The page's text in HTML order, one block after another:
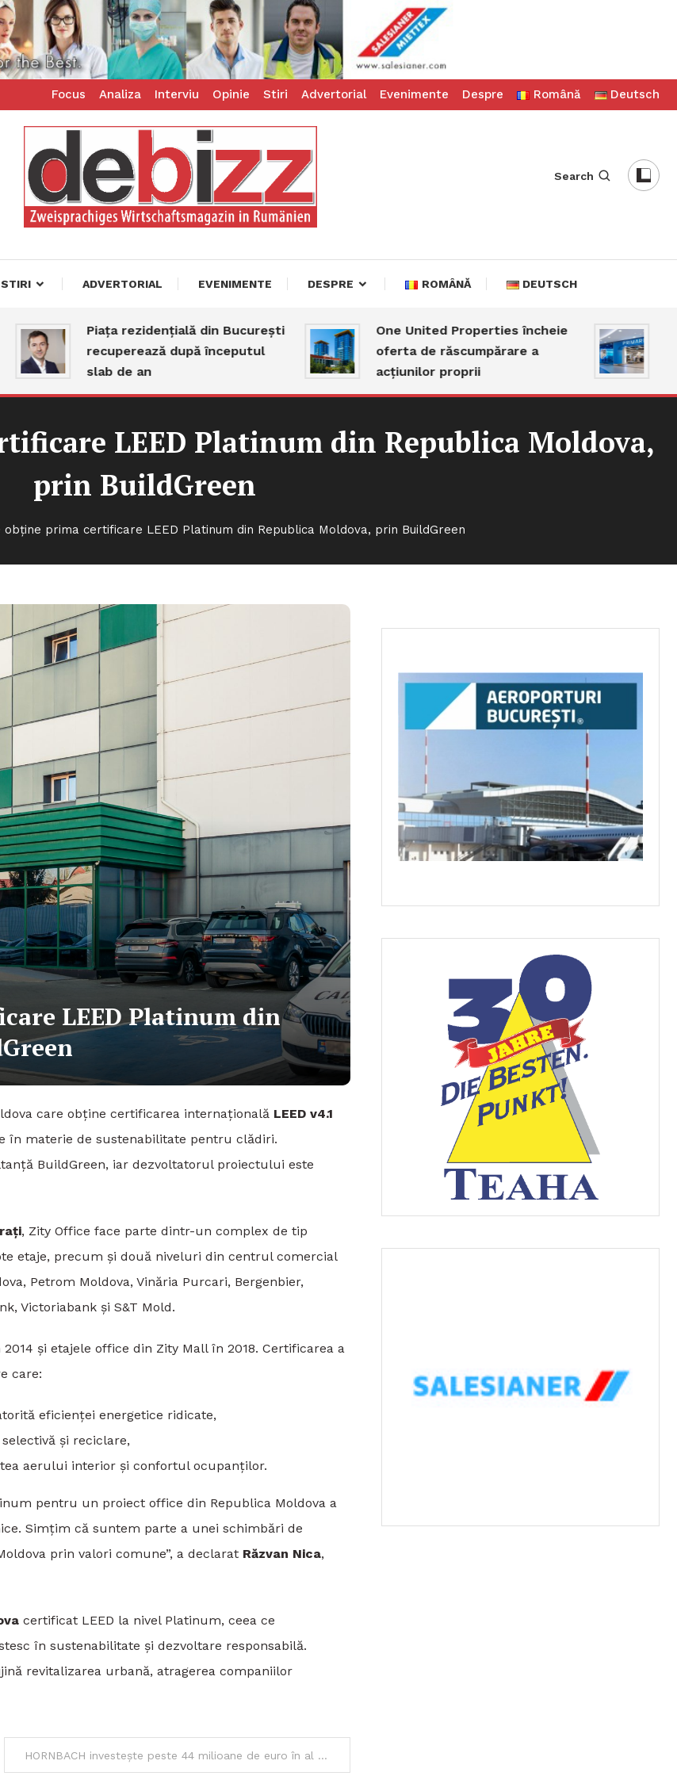
Focus Analiza Interviu Opinie Stiri Advertorial Evenimente Despre Română Deutsch
Search
STIRI ADVERTORIAL EVENIMENTE DESPRE ROMÂNĂ DEUTSCH
Piața rezidențială din București
recuperează după începutul
slab de an
One United Properties încheie
oferta de răscumpărare a
acțiunilor proprii
LEED Platinum din Republica Moldova,
prin BuildGreen
obține prima certificare LEED Platinum din Republica Moldova, prin BuildGreen
LEED Platinum din
care obține certificarea internațională LEED v4.1
în materie de sustenabilitate pentru clădiri.
BuildGreen, iar dezvoltatorul proiectului este
, Zity Office face parte dintr-un complex de tip
etaje, precum și două niveluri din centrul comercial
Petrom Moldova, Vinăria Purcari, Bergenbier,
Victoriabank și S&T Mold.
și etajele office din Zity Mall în 2018. Certificarea a
care:
eficienței energetice ridicate,
și reciclare,
aerului interior și confortul ocupanților.
pentru un proiect office din Republica Moldova a
Simțim că suntem parte a unei schimbări de
prin valori comune”, a declarat Răzvan Nica,
certificat LEED la nivel Platinum, ceea ce
în sustenabilitate și dezvoltare responsabilă.
revitalizarea urbană, atragerea companiilor
HORNBACH investește peste 44 milioane de euro în al doilea magazin din Timișoara